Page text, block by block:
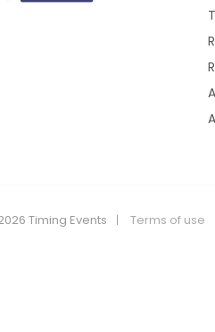
Timing Events Terms of use